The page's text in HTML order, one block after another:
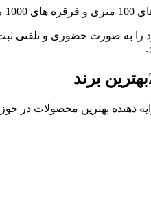
برای فروش ندارد.
به صورت حضوری و تلفنی ثبت
دهنده بهترین محصولات در حوزه سیم